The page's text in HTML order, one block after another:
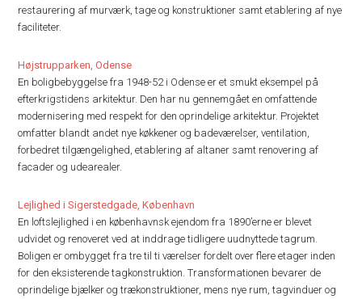
restaurering af murværk, tage og konstruktioner samt etablering af nye
faciliteter.
Højstrupparken, Odense
En boligbebyggelse fra 1948-52 i Odense er et smukt eksempel på
efterkrigstidens arkitektur. Den har nu gennemgået en omfattende
modernisering med respekt for den oprindelige arkitektur. Projektet
omfatter blandt andet nye køkkener og badeværelser, ventilation,
forbedret tilgængelighed, etablering af altaner samt renovering af
facader og udearealer.
Lejlighed i Sigerstedgade, København
En loftslejlighed i en københavnsk ejendom fra 1890’erne er blevet
udvidet og renoveret ved at inddrage tidligere uudnyttede tagrum.
Boligen er ombygget fra tre til ti værelser fordelt over flere etager inden
for den eksisterende tagkonstruktion. Transformationen bevarer de
oprindelige bjælker og trækonstruktioner, mens nye rum, tagvinduer og